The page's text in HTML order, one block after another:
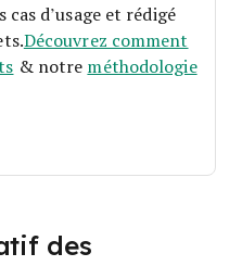
d’usage et rédigé
Découvrez comment
& notre méthodologie
des